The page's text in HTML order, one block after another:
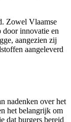
Zowel Vlaamse
door innovatie en
aangezien zij
aangeleverd
nadenken over het
het belangrijk om
dat burgers bereid